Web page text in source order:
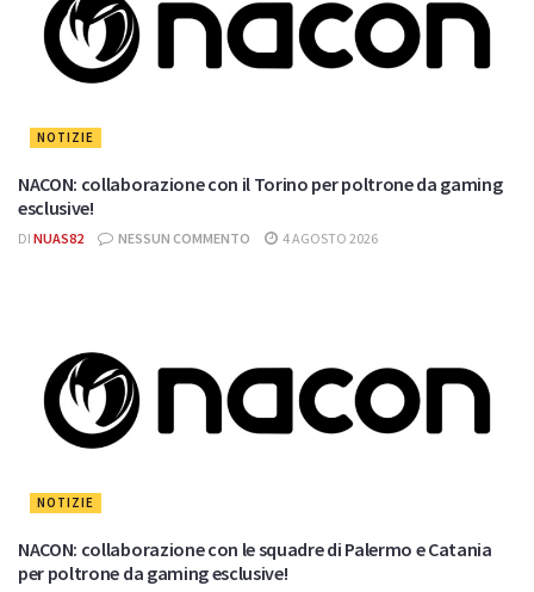
NOTIZIE
NACON: collaborazione con il Torino per poltrone da gaming
esclusive!
DI NUAS82 NESSUN COMMENTO 4 AGOSTO 2026
NOTIZIE
NACON: collaborazione con le squadre di Palermo e Catania
per poltrone da gaming esclusive!